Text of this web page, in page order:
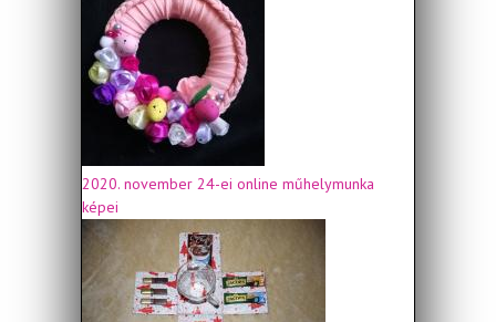
2020. november 24-ei online műhelymunka
képei